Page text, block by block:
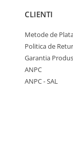
CLIENTI
Metode de
Politica de Retur
Garantia
ANPC
ANPC - SAL